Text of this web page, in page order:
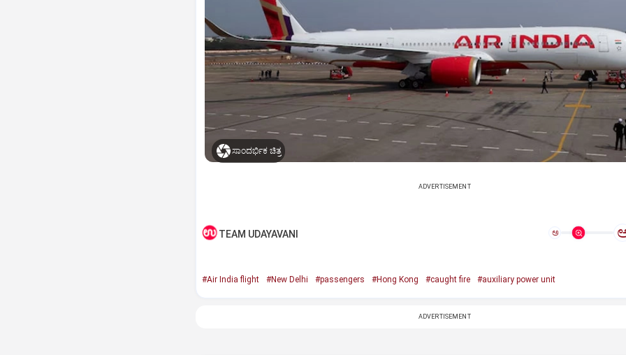
ಸಾಂದರ್ಭಿಕ ಚಿತ್ರ
ADVERTISEMENT
TEAM UDAYAVANI ಅ
#Air India flight #New Delhi #passengers #Hong Kong #caught fire #auxiliary power unit
ADVERTISEMENT